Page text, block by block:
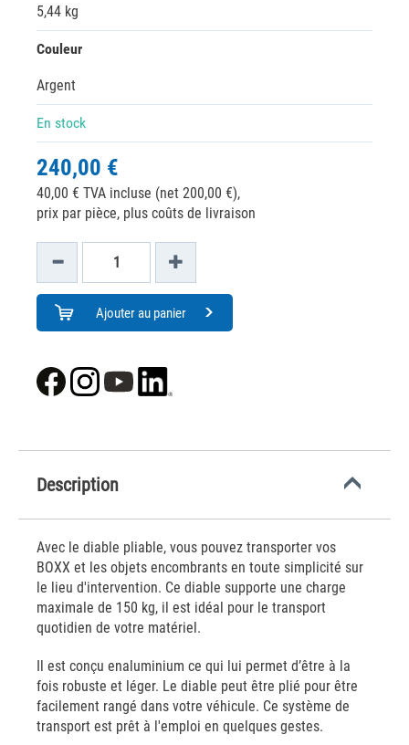
5,44 kg
Couleur
Argent
En stock
240,00 €
40,00 € TVA incluse (net 200,00 €),
prix par pièce, plus coûts de livraison
Ajouter au panier
Description
Avec le diable pliable, vous pouvez transporter vos
BOXX et les objets encombrants en toute simplicité sur
le lieu d'intervention. Ce diable supporte une charge
maximale de 150 kg, il est idéal pour le transport
quotidien de votre matériel.
Il est conçu enaluminium ce qui lui permet d’être à la
fois robuste et léger. Le diable peut être plié pour être
facilement rangé dans votre véhicule. Ce système de
transport est prêt à l'emploi en quelques gestes.